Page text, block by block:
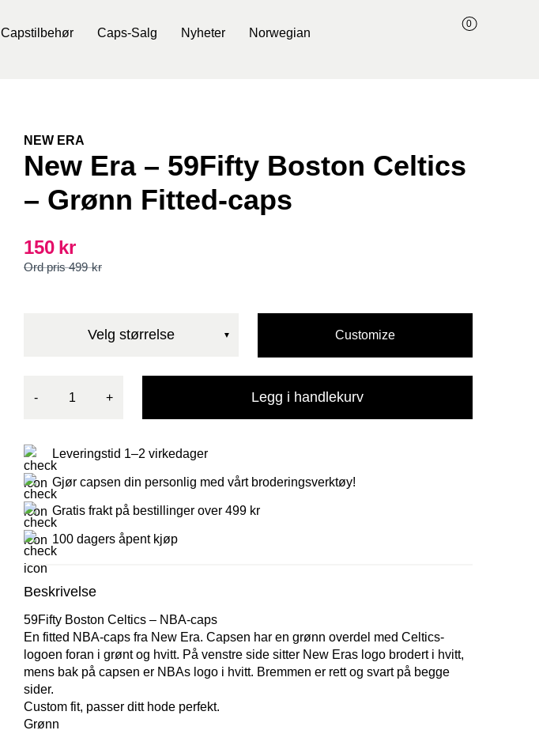
Capstilbehør Caps-Salg Nyheter Norwegian
0
NEW ERA
New Era – 59Fifty Boston Celtics
– Grønn Fitted-caps
499 kr
Opprinnelig
pris
150 kr
Nåværende
pris
Velg størrelse Customize
- + Legg i handlekurv
Leveringstid 1–2 virkedager
Gjør capsen din personlig med vårt broderingsverktøy!
Gratis frakt på bestillinger over 499 kr
100 dagers åpent kjøp
Beskrivelse
59Fifty Boston Celtics – NBA-caps
En fitted NBA-caps fra New Era. Capsen har en grønn overdel med Celtics-
logoen foran i grønt og hvitt. På venstre side sitter New Eras logo brodert i hvitt,
mens bak på capsen er NBAs logo i hvitt. Bremmen er rett og svart på begge
sider.
Custom fit, passer ditt hode perfekt.
Grønn